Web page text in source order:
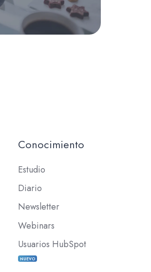
Conocimiento
Estudio
Diario
Newsletter
Webinars
Usuarios HubSpot
NUEVO